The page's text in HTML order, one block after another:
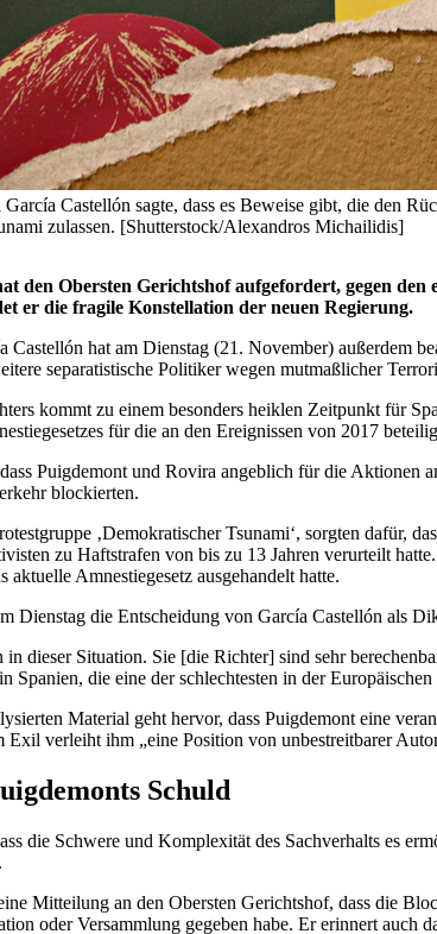
Castellón sagte, dass es Beweise gibt, die den
zulassen. [Shutterstock/Alexandros Michailidis]
den Obersten Gerichtshof aufgefordert, gegen
er die fragile Konstellation der neuen Regierung.
Castellón hat am Dienstag (21. November) außerdem
separatistische Politiker wegen mutmaßlicher
kommt zu einem besonders heiklen Zeitpunkt für
für die an den Ereignissen von 2017
Puigdemont und Rovira angeblich für die Aktionen
blockierten.
‚Demokratischer Tsunami‘, sorgten dafür,
zu Haftstrafen von bis zu 13 Jahren verurteilt
Amnestiegesetz ausgehandelt hatte.
Dienstag die Entscheidung von García Castellón als
in dieser Situation. Sie [die Richter] sind sehr
Spanien, die eine der schlechtesten in der
Material geht hervor, dass Puigdemont eine
verleiht ihm „eine Position von unbestreitbarer
Schuld
die Schwere und Komplexität des Sachverhalts es
Mitteilung an den Obersten Gerichtshof, dass die
oder Versammlung gegeben habe. Er erinnert auch